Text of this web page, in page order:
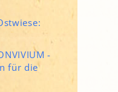
-
für die